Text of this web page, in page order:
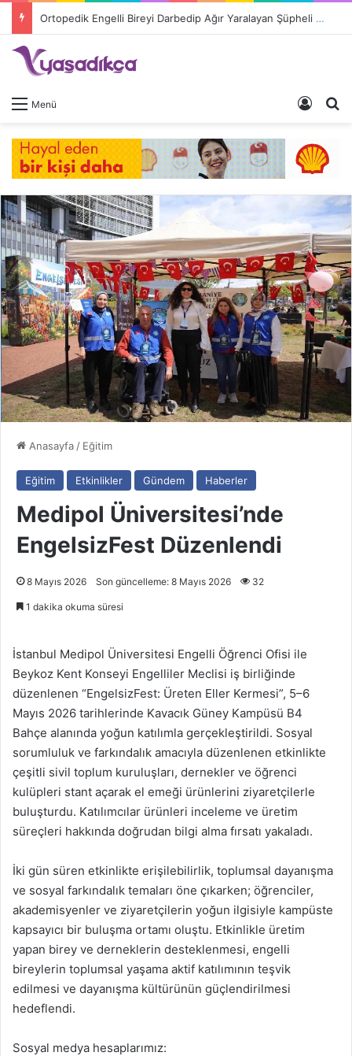
Ortopedik Engelli Bireyi Darbedip Ağır Yaralayan Şüpheli Tutuklandı
Menü Giriş
Anasayfa / Eğitim
Eğitim Etkinlikler Gündem Haberler
Medipol Üniversitesi’nde
EngelsizFest Düzenlendi
8 Mayıs 2026 Son güncelleme: 8 Mayıs 2026 32
1 dakika okuma süresi
İstanbul Medipol Üniversitesi Engelli Öğrenci Ofisi ile
Beykoz Kent Konseyi Engelliler Meclisi iş birliğinde
düzenlenen “EngelsizFest: Üreten Eller Kermesi”, 5–6
Mayıs 2026 tarihlerinde Kavacık Güney Kampüsü B4
Bahçe alanında yoğun katılımla gerçekleştirildi. Sosyal
sorumluluk ve farkındalık amacıyla düzenlenen etkinlikte
çeşitli sivil toplum kuruluşları, dernekler ve öğrenci
kulüpleri stant açarak el emeği ürünlerini ziyaretçilerle
buluşturdu. Katılımcılar ürünleri inceleme ve üretim
süreçleri hakkında doğrudan bilgi alma fırsatı yakaladı.
İki gün süren etkinlikte erişilebilirlik, toplumsal dayanışma
ve sosyal farkındalık temaları öne çıkarken; öğrenciler,
akademisyenler ve ziyaretçilerin yoğun ilgisiyle kampüste
kapsayıcı bir buluşma ortamı oluştu. Etkinlikle üretim
yapan birey ve derneklerin desteklenmesi, engelli
bireylerin toplumsal yaşama aktif katılımının teşvik
edilmesi ve dayanışma kültürünün güçlendirilmesi
hedeflendi.
Sosyal medya hesaplarımız: